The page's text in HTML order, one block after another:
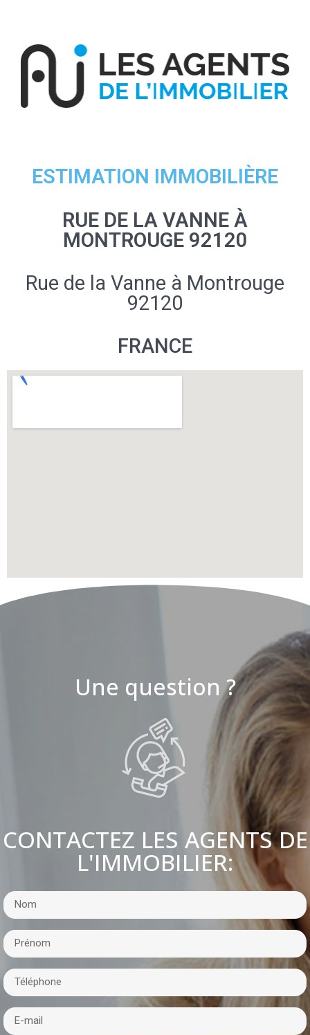
ESTIMATION IMMOBILIÈRE
RUE DE LA VANNE À
MONTROUGE 92120
Rue de la Vanne à Montrouge
92120
FRANCE
Une question ?
CONTACTEZ LES AGENTS DE
L'IMMOBILIER: